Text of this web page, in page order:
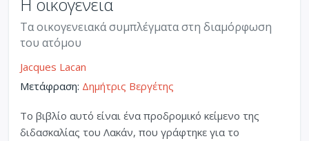
Η οικογενεια
Τα οικογενειακά συμπλέγματα στη διαμόρφωση
του ατόμου
Jacques Lacan
Μετάφραση: Δημήτρις Βεργέτης
Το βιβλίο αυτό είναι ένα προδρομικό κείμενο της
διδασκαλίας του Λακάν, που γράφτηκε για το